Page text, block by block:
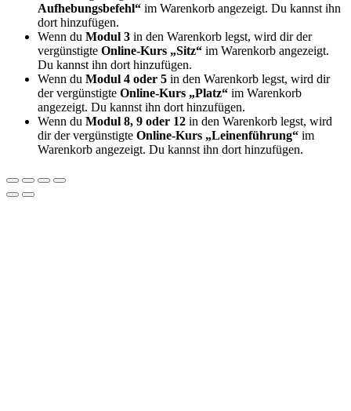
Aufhebungsbefehl“ im Warenkorb angezeigt. Du kannst ihn
dort hinzufügen.
Wenn du Modul 3 in den Warenkorb legst, wird dir der
vergünstigte Online-Kurs „Sitz“ im Warenkorb angezeigt.
Du kannst ihn dort hinzufügen.
Wenn du Modul 4 oder 5 in den Warenkorb legst, wird dir
der vergünstigte Online-Kurs „Platz“ im Warenkorb
angezeigt. Du kannst ihn dort hinzufügen.
Wenn du Modul 8, 9 oder 12 in den Warenkorb legst, wird
dir der vergünstigte Online-Kurs „Leinenführung“ im
Warenkorb angezeigt. Du kannst ihn dort hinzufügen.